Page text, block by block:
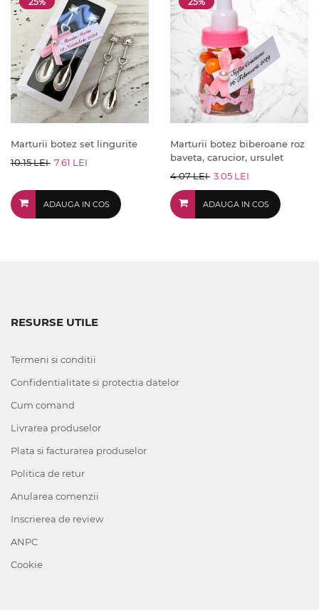
Marturii botez set lingurite
10.15 LEI 7.61 LEI
ADAUGA IN COS
Marturii botez biberoane roz
baveta, carucior, ursulet
4.07 LEI 3.05 LEI
ADAUGA IN COS
RESURSE UTILE
Termeni si conditii
Confidentialitate si protectia datelor
Cum comand
Livrarea produselor
Plata si facturarea produselor
Politica de retur
Anularea comenzii
Inscrierea de review
ANPC
Cookie